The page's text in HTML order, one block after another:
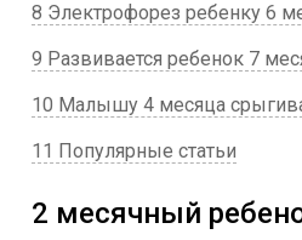
8 Электрофорез ребенку 6
9 Развивается ребенок 7
10 Малышу 4 месяца
11 Популярные статьи
2 месячный